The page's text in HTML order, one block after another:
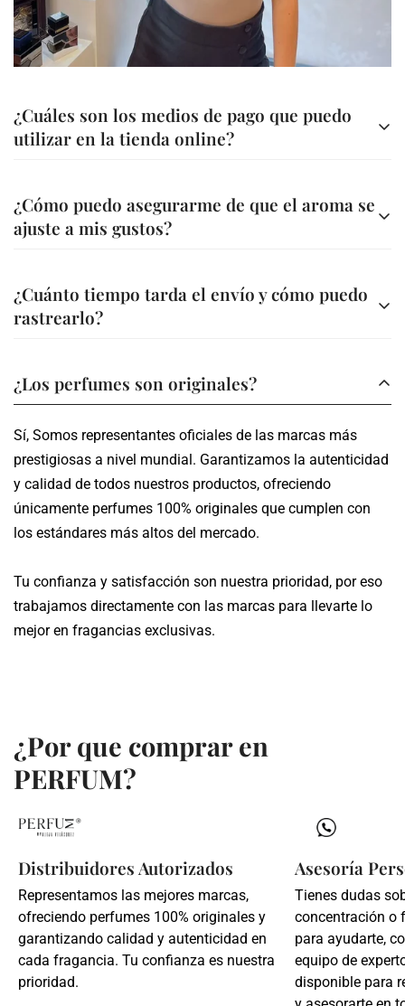
¿Cuáles son los medios de pago que puedo
utilizar en la tienda online?
comodidad
Credishop)
¿Cómo puedo asegurarme de que el aroma se
ajuste a mis gustos?
la fragancia ideal. Además, en la descripción de cada
perfume encontrarás información detallada sobre sus
¿Cuánto tiempo tarda el envío y cómo puedo
rastrearlo?
dependiendo de tu ubicación.
Te proporcionamos un número de seguimiento para que
puedas monitorear el estado de tu pedido en tiempo real.
¿Los perfumes son originales?
Sí, Somos representantes oficiales de las marcas más
prestigiosas a nivel mundial. Garantizamos la autenticidad
y calidad de todos nuestros productos, ofreciendo
únicamente perfumes 100% originales que cumplen con
los estándares más altos del mercado.
Tu confianza y satisfacción son nuestra prioridad, por eso
trabajamos directamente con las marcas para llevarte lo
mejor en fragancias exclusivas.
¿Por que comprar en
PERFUM?
Distribuidores Autorizados
Representamos las mejores marcas,
ofreciendo perfumes 100% originales y
garantizando calidad y autenticidad en
cada fragancia. Tu confianza es nuestra
prioridad.
Asesoría
Tienes dudas
concentración o
para ayudarte,
equipo de
disponible para